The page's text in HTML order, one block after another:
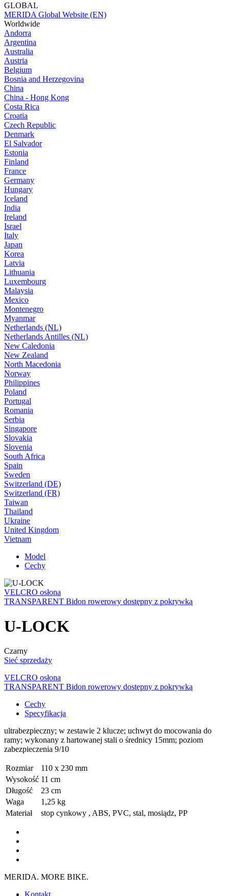
GLOBAL
MERIDA Global Website (EN)
Worldwide
Andorra
Argentina
Australia
Austria
Belgium
Bosnia and Herzegovina
China
China - Hong Kong
Costa Rica
Croatia
Czech Republic
Denmark
El Salvador
Estonia
Finland
France
Germany
Hungary
Iceland
India
Ireland
Israel
Italy
Japan
Korea
Latvia
Lithuania
Luxembourg
Malaysia
Mexico
Montenegro
Myanmar
Netherlands (NL)
Netherlands Antilles (NL)
New Caledonia
New Zealand
North Macedonia
Norway
Philippines
Poland
Portugal
Romania
Serbia
Singapore
Slovakia
Slovenia
South Africa
Spain
Sweden
Switzerland (DE)
Switzerland (FR)
Taiwan
Thailand
Ukraine
United Kingdom
Vietnam
Model
Cechy
VELCRO osłona
TRANSPARENT Bidon rowerowy dostępny z pokrywką
U-LOCK
Czarny
Sieć sprzedaży
VELCRO osłona
TRANSPARENT Bidon rowerowy dostępny z pokrywką
Cechy
Specyfikacja
ultrabezpieczny; w zestawie 2 klucze; uchwyt do mocowania do
ramy; wykonany z hartowanej stali o średnicy 15mm; poziom
zabezpieczenia 9/10
Rozmiar
110 x 230 mm
Wysokość 11 cm
Długość
23 cm
Waga
1,25 kg
Materiał
stop cynkowy , ABS, PVC, stal, mosiądz, PP
MERIDA. MORE BIKE.